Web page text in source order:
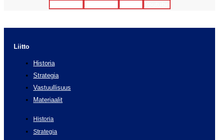
Liitto
Historia
Strategia
Vastuullisuus
Materiaalit
Historia
Strategia